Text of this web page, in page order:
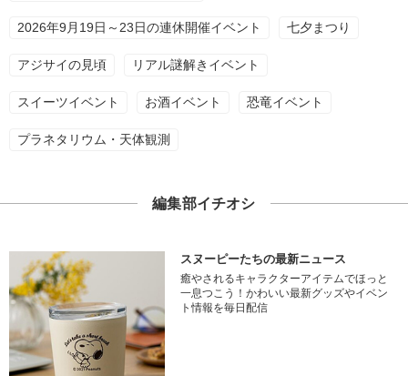
2026年9月19日～23日の連休開催イベント 七夕まつり
アジサイの見頃 リアル謎解きイベント
スイーツイベント お酒イベント 恐竜イベント
プラネタリウム・天体観測
編集部イチオシ
スヌーピーたちの最新ニュース
癒やされるキャラクターアイテムでほっと
一息つこう！かわいい最新グッズやイベン
ト情報を毎日配信